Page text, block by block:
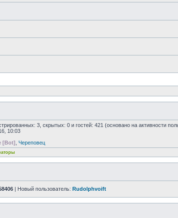
3, скрытых: 0 и гостей: 421 (основано на активности
10:03
[Bot] Череповец
| Новый пользователь: Rudolphvoift